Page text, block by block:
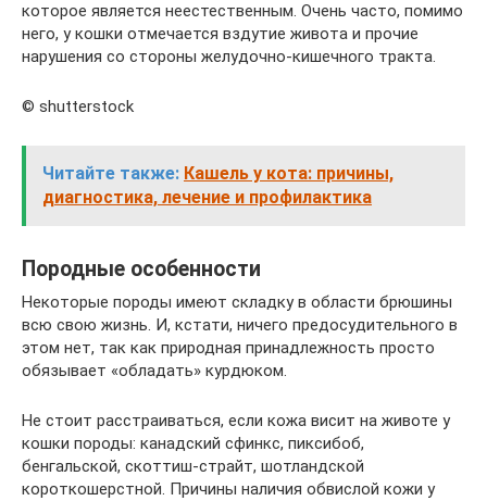
которое является неестественным. Очень часто, помимо
него, у кошки отмечается вздутие живота и прочие
нарушения со стороны желудочно-кишечного тракта.
© shutterstock
Читайте также: Кашель у кота: причины,
диагностика, лечение и профилактика
Породные особенности
Некоторые породы имеют складку в области брюшины
всю свою жизнь. И, кстати, ничего предосудительного в
этом нет, так как природная принадлежность просто
обязывает «обладать» курдюком.
Не стоит расстраиваться, если кожа висит на животе у
кошки породы: канадский сфинкс, пиксибоб,
бенгальской, скоттиш-страйт, шотландской
короткошерстной. Причины наличия обвислой кожи у